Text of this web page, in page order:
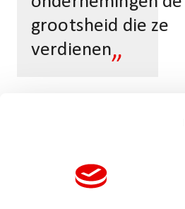
grootsheid die ze
verdienen„